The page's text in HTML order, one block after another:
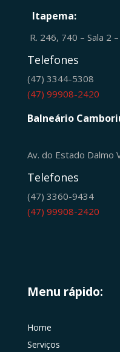
Itapema:
R. 246, 740 – Sala 2
Telefones
(47) 3344-5308
(47) 99908-2420
Balneário
Av. do Estado Dalmo
Telefones
(47) 3360-9434
(47) 99908-2420
Menu rápido:
Home
Serviços